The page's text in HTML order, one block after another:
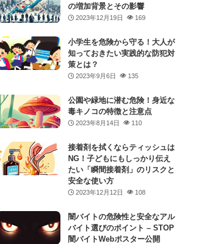
の増加背景とその影響
2023年12月19日 169
小学生を危険から守る！大人が
知っておきたい実践的な防犯対
策とは？
2023年9月6日 135
公園や緑地に潜む危険！身近な
毒キノコの特徴と注意点
2023年8月14日 110
接着剤を拭くならティッシュは
NG！子どもにもしっかり伝え
たい「瞬間接着剤」のリスクと
安全な使い方
2023年12月12日 108
闇バイトの危険性と安全なアル
バイト選びのポイント – STOP
闇バイトWebポスター公開